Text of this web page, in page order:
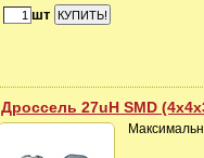
шт
Дроссель 27uH SMD